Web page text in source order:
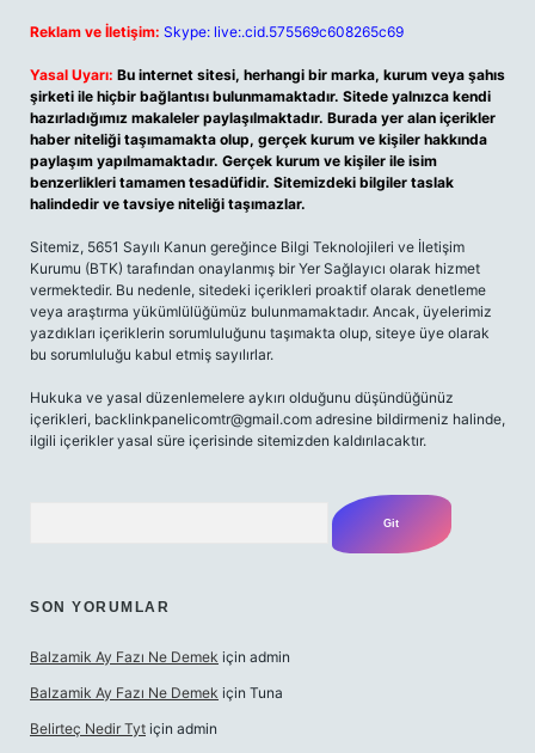
Reklam ve İletişim: Skype: live:.cid.575569c608265c69
Yasal Uyarı: Bu internet sitesi, herhangi bir marka, kurum veya şahıs
şirketi ile hiçbir bağlantısı bulunmamaktadır. Sitede yalnızca kendi
hazırladığımız makaleler paylaşılmaktadır. Burada yer alan içerikler
haber niteliği taşımamakta olup, gerçek kurum ve kişiler hakkında
paylaşım yapılmamaktadır. Gerçek kurum ve kişiler ile isim
benzerlikleri tamamen tesadüfidir. Sitemizdeki bilgiler taslak
halindedir ve tavsiye niteliği taşımazlar.
Sitemiz, 5651 Sayılı Kanun gereğince Bilgi Teknolojileri ve İletişim
Kurumu (BTK) tarafından onaylanmış bir Yer Sağlayıcı olarak hizmet
vermektedir. Bu nedenle, sitedeki içerikleri proaktif olarak denetleme
veya araştırma yükümlülüğümüz bulunmamaktadır. Ancak, üyelerimiz
yazdıkları içeriklerin sorumluluğunu taşımakta olup, siteye üye olarak
bu sorumluluğu kabul etmiş sayılırlar.
Hukuka ve yasal düzenlemelere aykırı olduğunu düşündüğünüz
içerikleri, backlinkpanelicomtr@gmail.com adresine bildirmeniz halinde,
ilgili içerikler yasal süre içerisinde sitemizden kaldırılacaktır.
SON YORUMLAR
Balzamik Ay Fazı Ne Demek için admin
Balzamik Ay Fazı Ne Demek için Tuna
Belirteç Nedir Tyt için admin